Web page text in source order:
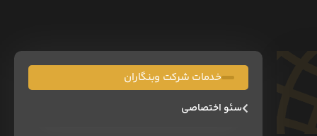
خدمات شرکت وبنگاران
سئو اختصاصی